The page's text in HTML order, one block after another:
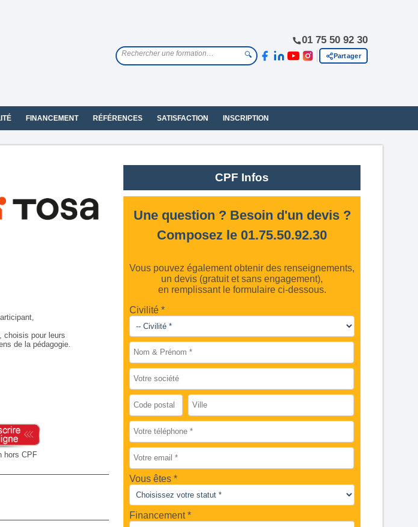
01 75 50 92 30
🔍 Partager
FINANCEMENT RÉFÉRENCES SATISFACTION INSCRIPTION
choisis pour leurs
de la pédagogie.
hors CPF
CPF Infos
Une question ? Besoin d'un devis ?
Composez le 01.75.50.92.30
Vous pouvez également obtenir des renseignements,
un devis (gratuit et sans engagement),
en remplissant le formulaire ci-dessous.
Civilité *
Vous êtes
Financement *